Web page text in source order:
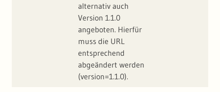
alternativ auch
Version 1.1.0
angeboten. Hierfür
muss die URL
entsprechend
abgeändert werden
(version=1.1.0).